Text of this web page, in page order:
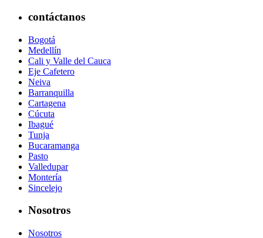
contáctanos
Bogotá
Medellín
Cali y Valle del Cauca
Eje Cafetero
Neiva
Barranquilla
Cartagena
Cúcuta
Ibagué
Tunja
Bucaramanga
Pasto
Valledupar
Montería
Sincelejo
Nosotros
Nosotros